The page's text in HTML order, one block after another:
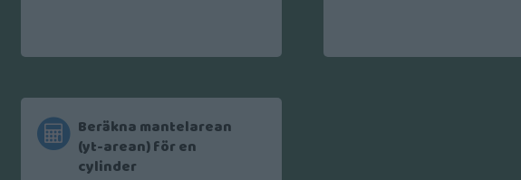
Beräkna mantelarean
(yt-arean) för en
cylinder